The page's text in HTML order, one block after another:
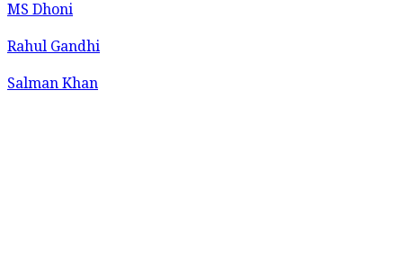
MS Dhoni
Rahul Gandhi
Salman Khan